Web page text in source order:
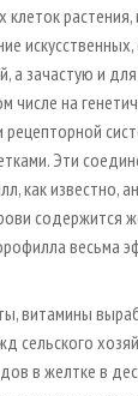
а зачастую и
числе на
Эти
как известно,
содержится
весьма
витамины
сельского
в желтке в